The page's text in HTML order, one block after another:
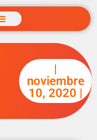
|
noviembre
10, 2020 |